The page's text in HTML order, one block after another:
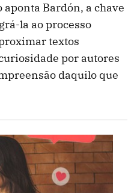
Bardón, a chave
la ao processo
textos
por autores
daquilo que